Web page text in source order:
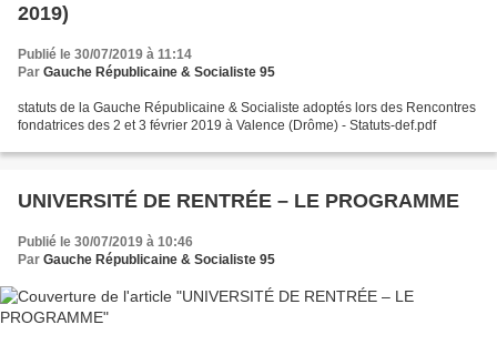
2019)
Publié le 30/07/2019 à 11:14
Par Gauche Républicaine & Socialiste 95
statuts de la Gauche Républicaine & Socialiste adoptés lors des Rencontres
fondatrices des 2 et 3 février 2019 à Valence (Drôme) - Statuts-def.pdf
UNIVERSITÉ DE RENTRÉE – LE PROGRAMME
Publié le 30/07/2019 à 10:46
Par Gauche Républicaine & Socialiste 95